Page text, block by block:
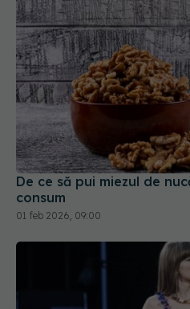
De ce să pui miezul de
consum
01 feb 2026, 09:00